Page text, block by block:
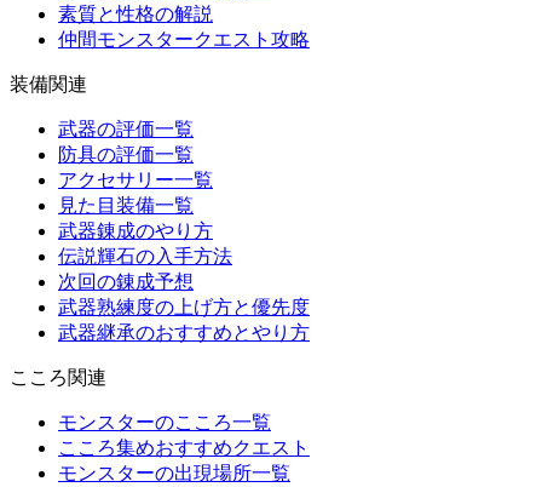
素質と性格の解説
仲間モンスタークエスト攻略
装備関連
武器の評価一覧
防具の評価一覧
アクセサリー一覧
見た目装備一覧
武器錬成のやり方
伝説輝石の入手方法
次回の錬成予想
武器熟練度の上げ方と優先度
武器継承のおすすめとやり方
こころ関連
モンスターのこころ一覧
こころ集めおすすめクエスト
モンスターの出現場所一覧